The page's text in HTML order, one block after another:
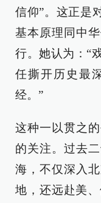
信仰”。这正是
基本原理同中
行。她认为：“
任撕开历史最
经。”
这种一以贯之
的关注。过去
海，不仅深入
地，还远赴美